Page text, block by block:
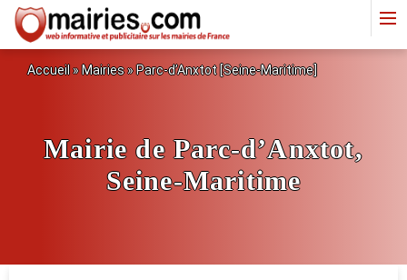
Accueil » Mairies» Parc-d’Anxtot [Seine-Maritime]
Mairie de Parc-d’Anxtot,
Seine-Maritime